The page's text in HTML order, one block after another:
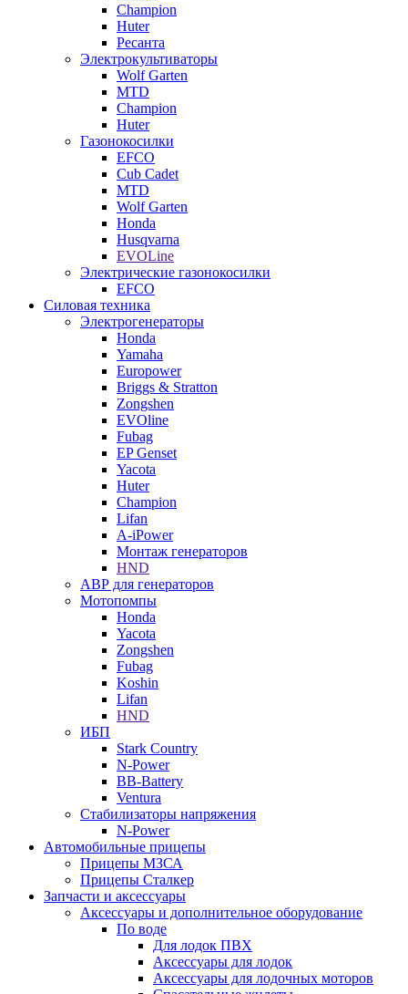
Champion
Huter
Ресанта
Электрокультиваторы
Wolf Garten
MTD
Champion
Huter
Газонокосилки
EFCO
Cub Cadet
MTD
Wolf Garten
Honda
Husqvarna
EVOLine
Электрические газонокосилки
EFCO
Силовая техника
Электрогенераторы
Honda
Yamaha
Europower
Briggs & Stratton
Zongshen
EVOline
Fubag
EP Genset
Yacota
Huter
Champion
Lifan
A-iPower
Монтаж генераторов
HND
АВР для генераторов
Мотопомпы
Honda
Yacota
Zongshen
Fubag
Koshin
Lifan
HND
ИБП
Stark Country
N-Power
BB-Battery
Ventura
Стабилизаторы напряжения
N-Power
Автомобильные прицепы
Прицепы МЗСА
Прицепы Сталкер
Запчасти и аксессуары
Аксессуары и дополнительное оборудование
По воде
Для лодок ПВХ
Аксессуары для лодок
Аксессуары для лодочных моторов